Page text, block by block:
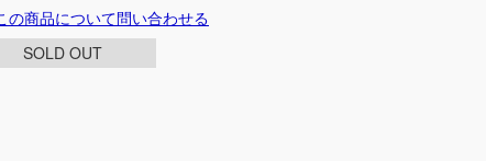
の商品について問い合わせる
SOLD OUT